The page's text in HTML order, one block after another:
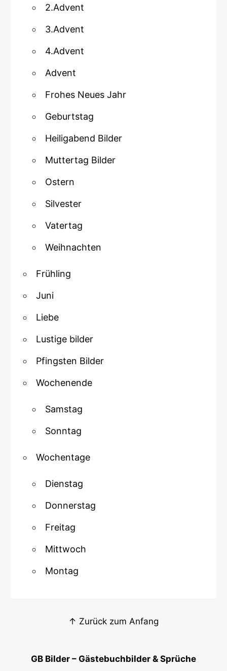
2.Advent
3.Advent
4.Advent
Advent
Frohes Neues Jahr
Geburtstag
Heiligabend Bilder
Muttertag Bilder
Ostern
Silvester
Vatertag
Weihnachten
Frühling
Juni
Liebe
Lustige bilder
Pfingsten Bilder
Wochenende
Samstag
Sonntag
Wochentage
Dienstag
Donnerstag
Freitag
Mittwoch
Montag
↑ Zurück zum Anfang
GB Bilder – Gästebuchbilder & Sprüche